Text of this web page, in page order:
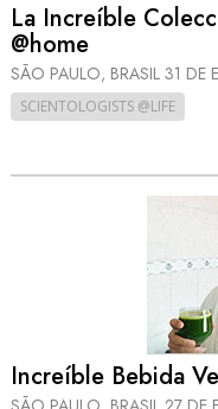
La Increíble
@home
SÃO PAULO, BRASIL 31 DE
SCIENTOLOGISTS @LIFE
Increíble Bebida